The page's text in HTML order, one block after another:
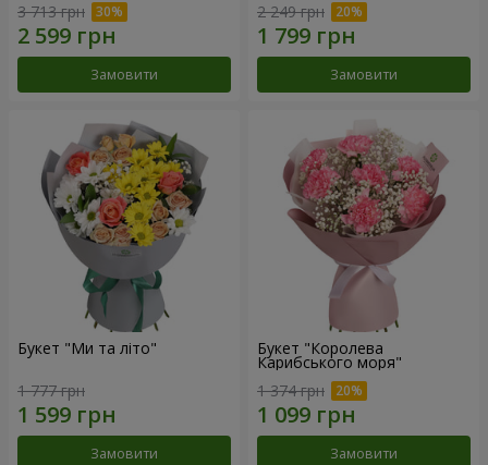
3 713 грн
Замовити
2 249 грн
Замовити
Букет "Ми та літо"
1 777 грн
Замовити
Букет "Королева
Карибського моря"
1 374 грн
Замовити